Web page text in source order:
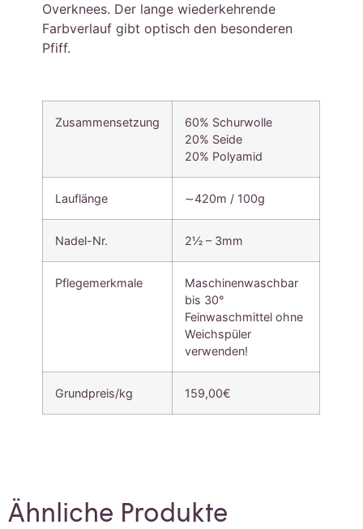
Overknees. Der lange wiederkehrende
Farbverlauf gibt optisch den besonderen
Pfiff.
Zusammensetzung
60% Schurwolle
20% Seide
20% Polyamid
Lauflänge ∼420m / 100g
Nadel-Nr. 2½ – 3mm
Pflegemerkmale
Maschinenwaschbar
bis 30°
Feinwaschmittel ohne
Weichspüler
verwenden!
Grundpreis/kg 159,00€
Ähnliche Produkte